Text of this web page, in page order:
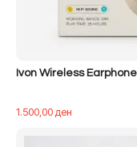
Ivon Wireless
1.500,00ден